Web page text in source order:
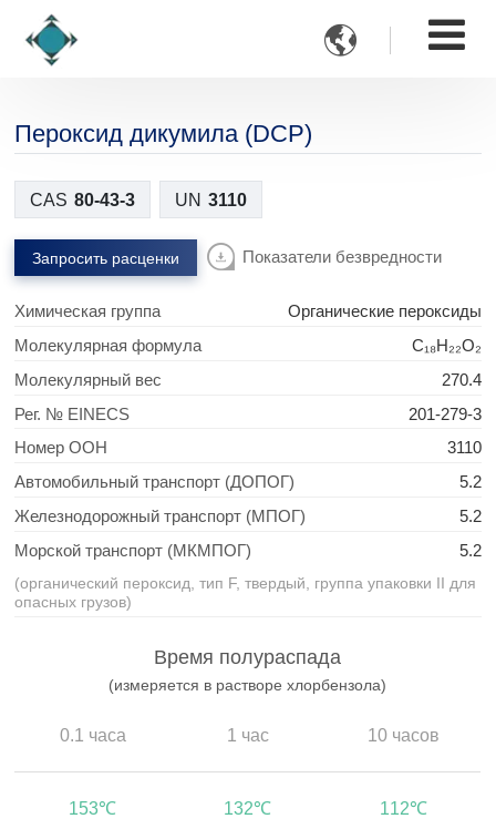

Пероксид дикумила (DCP)
CAS 80-43-3 UN 3110
Запросить расценки Показатели безвредности
Химическая группа
Органические пероксиды
Молекулярная формула
C₁₈H₂₂O₂
Молекулярный вес
270.4
Рег. № EINECS
201-279-3
Номер ООН
3110
Автомобильный транспорт (ДОПОГ)
5.2
Железнодорожный транспорт (МПОГ)
5.2
Морской транспорт (МКМПОГ)
5.2
(органический пероксид, тип F, твердый, группа упаковки II для
опасных грузов)
Время полураспада
(измеряется в растворе хлорбензола)
0.1 часа
153℃
1 час
132℃
10 часов
112℃